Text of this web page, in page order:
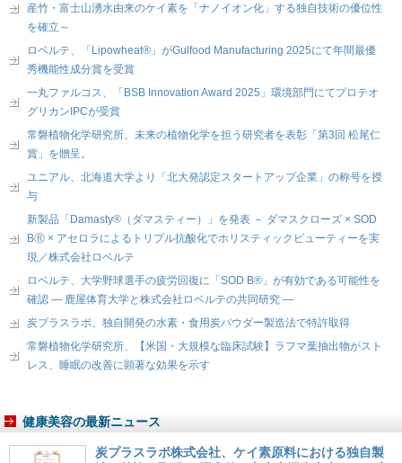
産竹・富士山湧水由来のケイ素を「ナノイオン化」する独自技術の優位性
を確立～
ロベルテ、「Lipowheat®」がGulfood Manufacturing 2025にて年間最優
秀機能性成分賞を受賞
一丸ファルコス、「BSB Innovation Award 2025」環境部門にてプロテオ
グリカンIPCが受賞
常磐植物化学研究所、未来の植物化学を担う研究者を表彰「第3回 松尾仁
賞」を贈呈。
ユニアル、北海道大学より「北大発認定スタートアップ企業」の称号を授
与
新製品「Damasty®（ダマスティー）」を発表 － ダマスクローズ × SOD
BⓇ × アセロラによるトリプル抗酸化でホリスティックビューティーを実
現／株式会社ロベルテ
ロベルテ、大学野球選手の疲労回復に「SOD B®」が有効である可能性を
確認 ― 鹿屋体育大学と株式会社ロベルテの共同研究 ―
炭プラスラボ、独自開発の水素・食用炭パウダー製造法で特許取得
常磐植物化学研究所、【米国・大規模な臨床試験】ラフマ葉抽出物がスト
レス、睡眠の改善に顕著な効果を示す
健康美容の最新ニュース
炭プラスラボ株式会社、ケイ素原料における独自製